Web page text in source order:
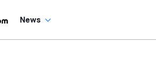
News